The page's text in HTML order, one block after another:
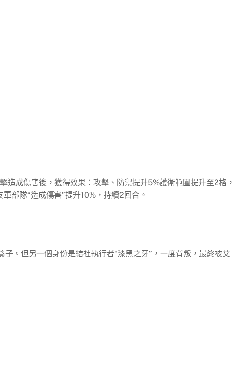
造成傷害後，獲得效果：攻擊、防禦提升5%護衛範圍提升至2格，
部隊“造成傷害”提升10%，持續2回合。
。但另一個身份是結社執行者“漆黑之牙”，一度背叛，最終被艾